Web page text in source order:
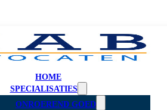
HOME
SPECIALISATIES
ONROEREND GOED